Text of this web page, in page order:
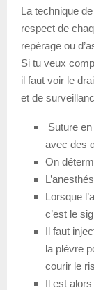
La technique
respect de
repérage ou
Si tu veux
il faut voir le
et de
Suture
avec des
On
Lorsque
c’est le
Il faut
la plèvre
courir le
Il est alors